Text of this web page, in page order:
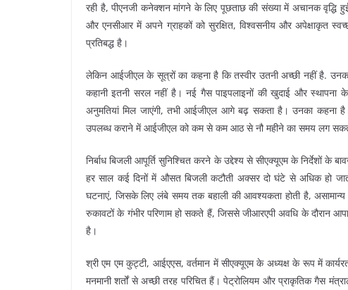
रही है, पीएनजी कनेक्शन मांगने के लिए पूछताछ की संख्या में अचानक वृद्धि
और एनसीआर में अपने ग्राहकों को सुरक्षित, विश्वसनीय और अपेक्षाकृत
प्रतिबद्ध है।
लेकिन आईजीएल के सूत्रों का कहना है कि तस्वीर उतनी अच्छी नहीं है.
कहानी इतनी सरल नहीं है। नई गैस पाइपलाइनों की खुदाई और
अनुमतियां मिल जाएंगी, तभी आईजीएल आगे बढ़ सकता है। उनका कहना है
उपलब्ध कराने में आईजीएल को कम से कम आठ से नौ महीने का समय लग
निर्बाध बिजली आपूर्ति सुनिश्चित करने के उद्देश्य से सीएक्यूएम के निर्देशों
हर साल कई दिनों में औसत बिजली कटौती अक्सर दो घंटे से अधिक हो
घटनाएं, जिसके लिए लंबे समय तक बहाली की आवश्यकता होती है,
रुकावटों के गंभीर परिणाम हो सकते हैं, जिससे जीआरएपी अवधि के
है।
श्री एम एम कुट्टी, आईएएस, वर्तमान में सीएक्यूएम के अध्यक्ष के रूप में
मनमानी शर्तों से अच्छी तरह परिचित हैं। पेट्रोलियम और प्राकृतिक गैस